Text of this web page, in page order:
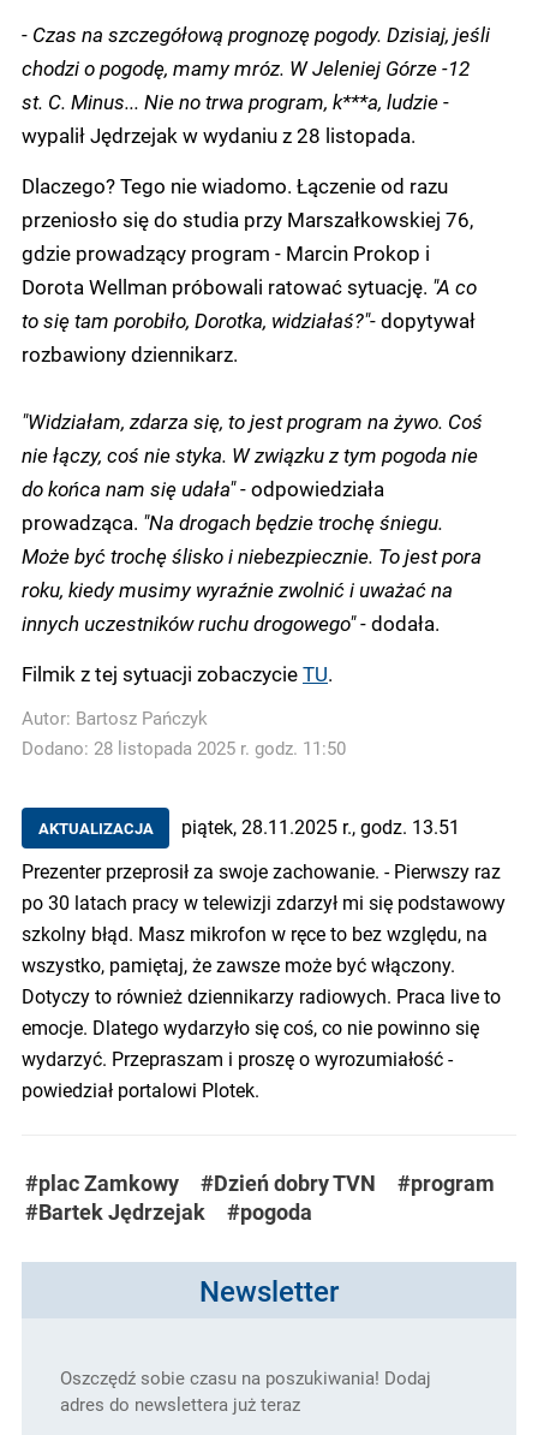
- Czas na szczegółową prognozę pogody. Dzisiaj, jeśli
chodzi o pogodę, mamy mróz. W Jeleniej Górze -12
st. C. Minus... Nie no trwa program, k***a, ludzie-
wypalił Jędrzejak w wydaniu z 28 listopada.
Dlaczego? Tego nie wiadomo. Łączenie od razu
przeniosło się do studia przy Marszałkowskiej 76,
gdzie prowadzący program - Marcin Prokop i
Dorota Wellman próbowali ratować sytuację. "A co
to się tam porobiło, Dorotka, widziałaś?"- dopytywał
rozbawiony dziennikarz.
"Widziałam, zdarza się, to jest program na żywo. Coś
nie łączy, coś nie styka. W związku z tym pogoda nie
do końca nam się udała"- odpowiedziała
prowadząca. "Na drogach będzie trochę śniegu.
Może być trochę ślisko i niebezpiecznie. To jest pora
roku, kiedy musimy wyraźnie zwolnić i uważać na
innych uczestników ruchu drogowego"- dodała.
Filmik z tej sytuacji zobaczycieTU.
Autor: Bartosz Pańczyk
Dodano: 28 listopada 2025 r. godz. 11:50
AKTUALIZACJA
piątek, 28.11.2025 r., godz. 13.51
Prezenter przeprosił za swoje zachowanie. - Pierwszy raz
po 30 latach pracy w telewizji zdarzył mi się podstawowy
szkolny błąd. Masz mikrofon w ręce to bez względu, na
wszystko, pamiętaj, że zawsze może być włączony.
Dotyczy to również dziennikarzy radiowych. Praca live to
emocje. Dlatego wydarzyło się coś, co nie powinno się
wydarzyć. Przepraszam i proszę o wyrozumiałość -
powiedział portalowi Plotek.
#plac Zamkowy #Dzień dobry TVN
#program
#Bartek Jędrzejak
#pogoda
Newsletter
Oszczędź sobie czasu na poszukiwania! Dodaj
adres do newslettera już teraz